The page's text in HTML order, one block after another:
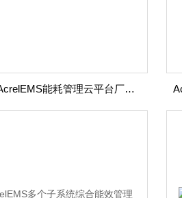
安科瑞AcrelEMS能耗管理云平台厂家推荐